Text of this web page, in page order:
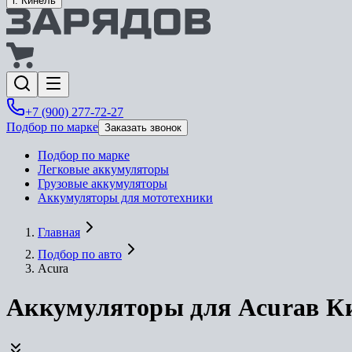
+7 (900) 277-72-27
Подбор по марке Заказать звонок
Подбор по марке
Легковые аккумуляторы
Грузовые аккумуляторы
Аккумуляторы для мототехники
Главная
Подбор по авто
Acura
Аккумуляторы для Acuraв